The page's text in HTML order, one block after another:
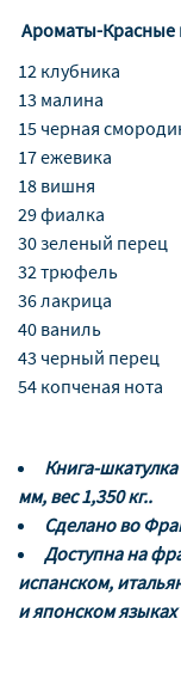
Ароматы-Красные
12 клубника
13 малина
15 черная
17 ежевика
18 вишня
29 фиалка
30 зеленый перец
32 трюфель
36 лакрица
40 ваниль
43 черный перец
54 копченая нота
Книга-
мм, вес 1,350 кг..
Сделано во
Доступна на
испанском,
и японском языках